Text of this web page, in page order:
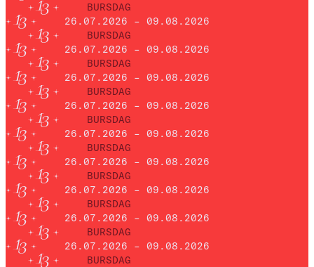
BURSDAG
26.07.2026 – 09.08.2026
BURSDAG
26.07.2026 – 09.08.2026
BURSDAG
26.07.2026 – 09.08.2026
BURSDAG
26.07.2026 – 09.08.2026
BURSDAG
26.07.2026 – 09.08.2026
BURSDAG
26.07.2026 – 09.08.2026
BURSDAG
26.07.2026 – 09.08.2026
BURSDAG
26.07.2026 – 09.08.2026
BURSDAG
26.07.2026 – 09.08.2026
BURSDAG